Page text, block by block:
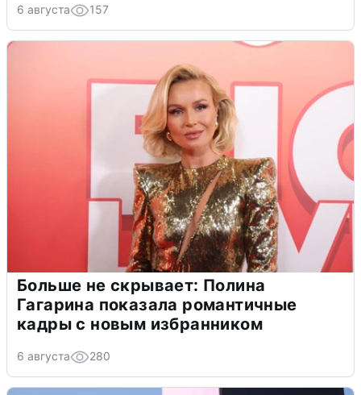
6 августа 157
Больше не скрывает: Полина
Гагарина показала романтичные
кадры с новым избранником
6 августа 280